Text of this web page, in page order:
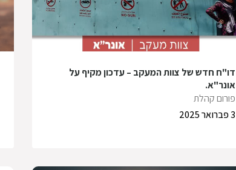
דו"ח חדש של צוות המעקב – עדכון מקיף על
אונר"א.
פורום קהלת
3 פברואר 2025